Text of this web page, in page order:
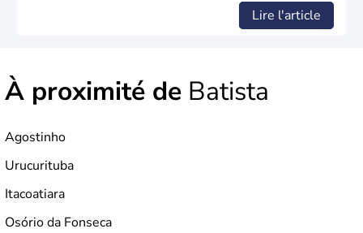
Lire l'article
À proximité de Batista
Agostinho
Urucurituba
Itacoatiara
Osório da Fonseca